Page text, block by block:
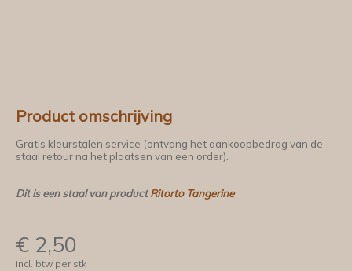
Product omschrijving
Gratis kleurstalen service (ontvang het aankoopbedrag van de
staal retour na het plaatsen van een order).
Dit is een staal van productRitorto Tangerine
€ 2,50
incl. btw per stk